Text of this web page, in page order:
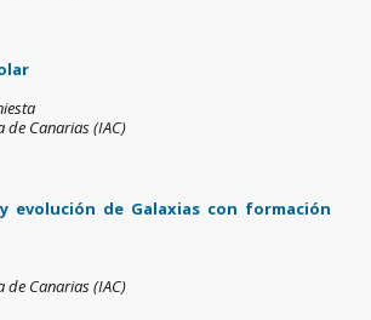
Canarias (IAC)
evolución de Galaxias con formación
Canarias (IAC)